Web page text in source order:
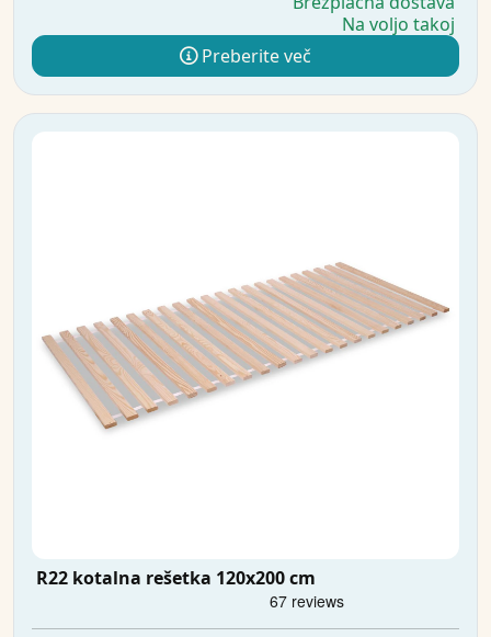
Na voljo takoj
Preberite več
R22 kotalna rešetka 120x200 cm